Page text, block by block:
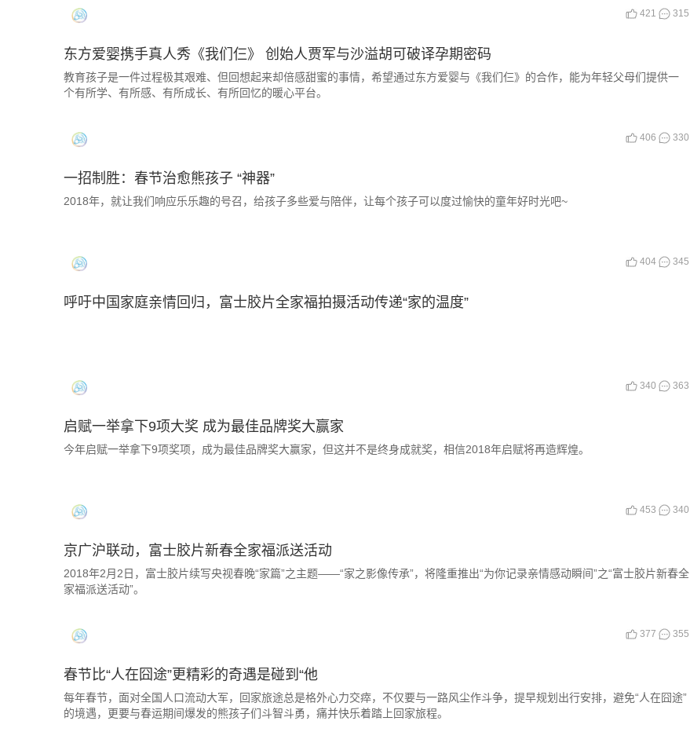
421 315
东方爱婴携手真人秀《我们仨》 创始人贾军与沙溢胡可破译孕期密码
教育孩子是一件过程极其艰难、但回想起来却倍感甜蜜的事情，希望通过东方爱婴与《我们仨》的合作，能为年轻父母们提供一
个有所学、有所感、有所成长、有所回忆的暖心平台。
406 330
一招制胜：春节治愈熊孩子 “神器”
2018年，就让我们响应乐乐趣的号召，给孩子多些爱与陪伴，让每个孩子可以度过愉快的童年好时光吧~
404 345
呼吁中国家庭亲情回归，富士胶片全家福拍摄活动传递“家的温度”
340 363
启赋一举拿下9项大奖 成为最佳品牌奖大赢家
今年启赋一举拿下9项奖项，成为最佳品牌奖大赢家，但这并不是终身成就奖，相信2018年启赋将再造辉煌。
453 340
京广沪联动，富士胶片新春全家福派送活动
2018年2月2日，富士胶片续写央视春晚“家篇”之主题——“家之影像传承”，将隆重推出“为你记录亲情感动瞬间”之“富士胶片新春全
家福派送活动”。
377 355
春节比“人在囧途”更精彩的奇遇是碰到“他
每年春节，面对全国人口流动大军，回家旅途总是格外心力交瘁，不仅要与一路风尘作斗争，提早规划出行安排，避免“人在囧途”
的境遇，更要与春运期间爆发的熊孩子们斗智斗勇，痛并快乐着踏上回家旅程。